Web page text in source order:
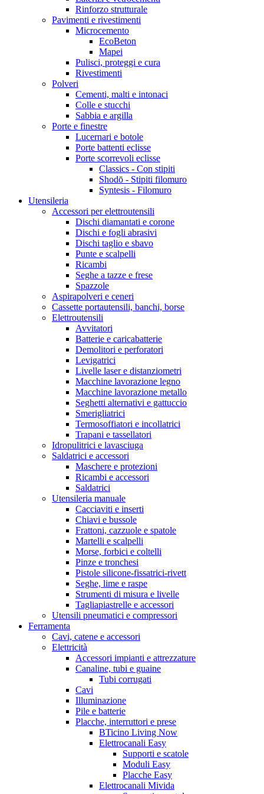
Rinforzo strutturale
Pavimenti e rivestimenti
Microcemento
EcoBeton
Mapei
Pulisci, proteggi e cura
Rivestimenti
Polveri
Cementi, malti e intonaci
Colle e stucchi
Sabbia e argilla
Porte e finestre
Lucernari e botole
Porte battenti eclisse
Porte scorrevoli eclisse
Classics - Con stipiti
Shodō - Stipiti filomuro
Syntesis - Filomuro
Utensileria
Accessori per elettroutensili
Dischi diamantati e corone
Dischi e fogli abrasivi
Dischi taglio e sbavo
Punte e scalpelli
Ricambi
Seghe a tazze e frese
Spazzole
Aspirapolveri e ceneri
Cassette portautensili, banchi, borse
Elettroutensili
Avvitatori
Batterie e caricabatterie
Demolitori e perforatori
Levigatrici
Livelle laser e distanziometri
Macchine lavorazione legno
Macchine lavorazione metallo
Seghetti alternativi e gattuccio
Smerigliatrici
Termosoffiatori e incollatrici
Trapani e tassellatori
Idropulitrici e lavasciuga
Saldatrici e accessori
Maschere e protezioni
Ricambi e accessori
Saldatrici
Utensileria manuale
Cacciaviti e inserti
Chiavi e bussole
Frattoni, cazzuole e spatole
Martelli e scalpelli
Morse, forbici e coltelli
Pinze e tronchesi
Pistole silicone-fissatrici-rivett
Seghe, lime e raspe
Strumenti di misura e livelle
Tagliapiastrelle e accessori
Utensili pneumatici e compressori
Ferramenta
Cavi, catene e accessori
Elettricità
Accessori impianti e attrezzature
Canaline, tubi e guaine
Tubi corrugati
Cavi
Illuminazione
Pile e batterie
Placche, interruttori e prese
BTicino Living Now
Elettrocanali Easy
Supporti e scatole
Moduli Easy
Placche Easy
Elettrocanali Mivida